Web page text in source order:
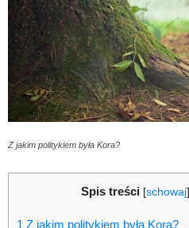
Z jakim politykiem była Kora?
Spis treści [schowaj]
1 Z jakim politykiem była Kora?